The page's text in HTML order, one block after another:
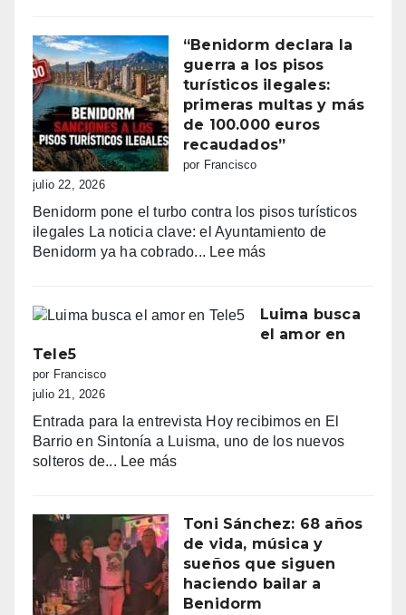
la
batalla
por
la
primera
línea:
quejas
vecinales
con
zonas
“Benidorm declara la
guerra a los pisos
turísticos ilegales:
primeras multas y más
de 100.000 euros
recaudados”
por Francisco
julio 22, 2026
Benidorm pone el turbo contra los pisos turísticos
ilegales La noticia clave: el Ayuntamiento de
Benidorm ya ha cobrado... Lee más:
la
guerra
ilegales:
primeras
de
100.000
euros
recaudados”
Luima busca
el amor en
Tele5
por Francisco
julio 21, 2026
Entrada para la entrevista Hoy recibimos en El
Barrio en Sintonía a Luisma, uno de los nuevos
solteros de... Lee más:
el
amor
en
Tele5
Toni Sánchez: 68 años
de vida, música y
sueños que siguen
haciendo bailar a
Benidorm